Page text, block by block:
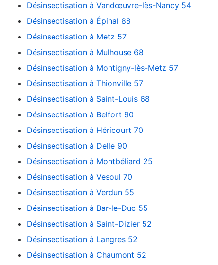
Désinsectisation à Vandœuvre-lès-Nancy 54
Désinsectisation à Épinal 88
Désinsectisation à Metz 57
Désinsectisation à Mulhouse 68
Désinsectisation à Montigny-lès-Metz 57
Désinsectisation à Thionville 57
Désinsectisation à Saint-Louis 68
Désinsectisation à Belfort 90
Désinsectisation à Héricourt 70
Désinsectisation à Delle 90
Désinsectisation à Montbéliard 25
Désinsectisation à Vesoul 70
Désinsectisation à Verdun 55
Désinsectisation à Bar-le-Duc 55
Désinsectisation à Saint-Dizier 52
Désinsectisation à Langres 52
Désinsectisation à Chaumont 52